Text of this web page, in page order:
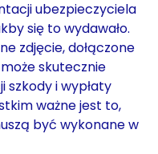
ubezpieczyciela
się to wydawało.
zdjęcie, dołączone
skutecznie
szkody i wypłaty
ważne jest to,
być wykonane w